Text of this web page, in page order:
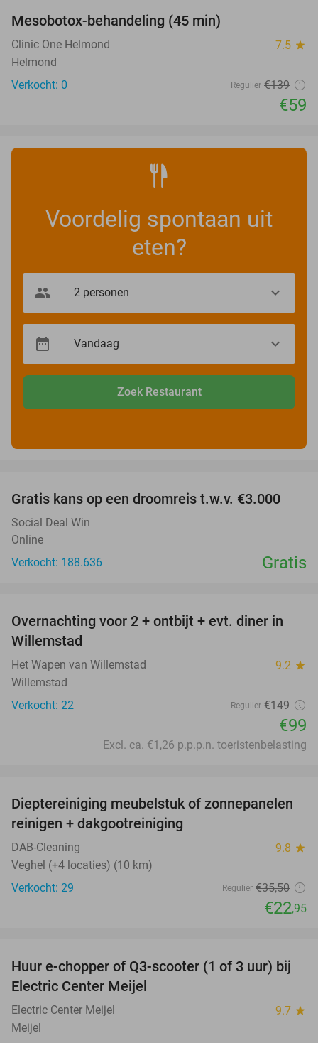
TODAY
Mesobotox-behandeling (45 min)
Clinic One Helmond 7.5 star
Helmond
Verkocht: 0
Regulier €139
€59
Voordelig spontaan uit
eten?
Zoek Restaurant
Gratis kans op een droomreis t.w.v. €3.000
Social Deal Win
Online
Verkocht: 188.636
Gratis
34%
Overnachting voor 2 + ontbijt + evt. diner in
Willemstad
Het Wapen van Willemstad 9.2 star
Willemstad
Verkocht: 22
Regulier €149
€99
Excl. ca. €1,26 p.p.p.n. toeristenbelasting
35%
Dieptereiniging meubelstuk of zonnepanelen
reinigen + dakgootreiniging
DAB-Cleaning 9.8 star
Veghel (+4 locaties) (10 km)
Verkocht: 29
Regulier €35,50
€22,95
43%
Huur e-chopper of Q3-scooter (1 of 3 uur) bij
Electric Center Meijel
Electric Center Meijel 9.7 star
Meijel